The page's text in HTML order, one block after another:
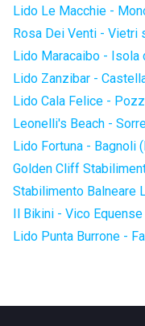
Lido Le Macchie -
Rosa Dei Venti - Vietri
Lido Maracaibo - Isola
Lido Zanzibar -
Lido Cala Felice -
Leonelli's Beach -
Lido Fortuna - Bagnoli
Golden Cliff
Stabilimento Balneare
Il Bikini - Vico Equense
Lido Punta Burrone -